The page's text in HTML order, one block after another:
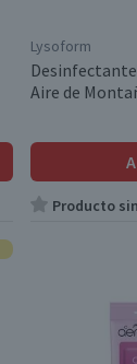
Lysoform
Aire de
Producto